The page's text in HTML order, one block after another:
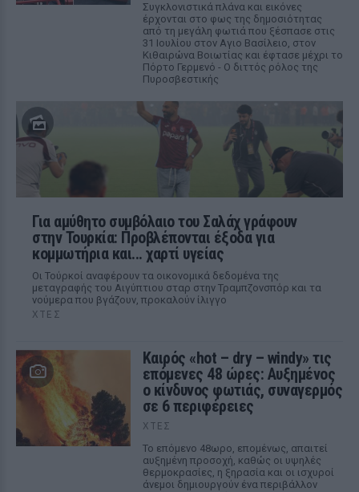
Συγκλονιστικά πλάνα και εικόνες
έρχονται στο φως της δημοσιότητας
από τη μεγάλη φωτιά που ξέσπασε στις
31 Ιουλίου στον Αγιο Βασίλειο, στον
Κιθαιρώνα Βοιωτίας και έφτασε μέχρι το
Πόρτο Γερμενό - Ο διττός ρόλος της
Πυροσβεστικής
Για αμύθητο συμβόλαιο του Σαλάχ γράφουν
στην Τουρκία: Προβλέπονται έξοδα για
κομμωτήρια και... χαρτί υγείας
Οι Τούρκοί αναφέρουν τα οικονομικά δεδομένα της
μεταγραφής του Αιγύπτιου σταρ στην Τραμπζονσπόρ και τα
νούμερα που βγάζουν, προκαλούν ίλιγγο
ΧΤΕΣ
Καιρός «hot – dry – windy» τις
επόμενες 48 ώρες: Αυξημένος
ο κίνδυνος φωτιάς, συναγερμός
σε 6 περιφέρειες
ΧΤΕΣ
Το επόμενο 48ωρο, επομένως, απαιτεί
αυξημένη προσοχή, καθώς οι υψηλές
θερμοκρασίες, η ξηρασία και οι ισχυροί
άνεμοι δημιουργούν ένα περιβάλλον